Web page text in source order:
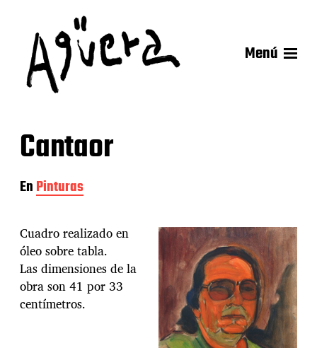
Menú
Cantaor
EnPinturas
Cuadro realizado en
óleo sobre tabla.
Las dimensiones de la
obra son 41 por 33
centímetros.